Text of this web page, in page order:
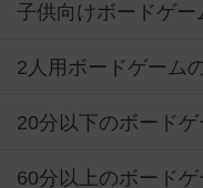
子供向けボードゲー
2人用ボードゲーム
20分以下のボード
60分以上のボード